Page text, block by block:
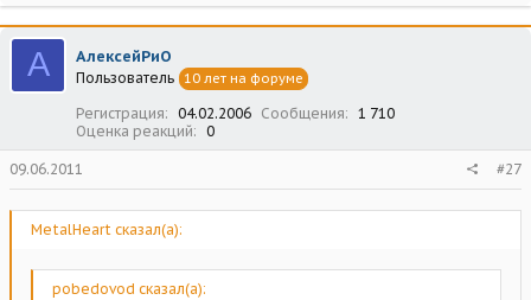
А АлексейРиО
Пользователь 10 лет на форуме
Регистрация 04.02.2006 Сообщения
1 710
Оценка реакций
0
09.06.2011 #27
MetalHeart сказал(а):
pobedovod сказал(а):